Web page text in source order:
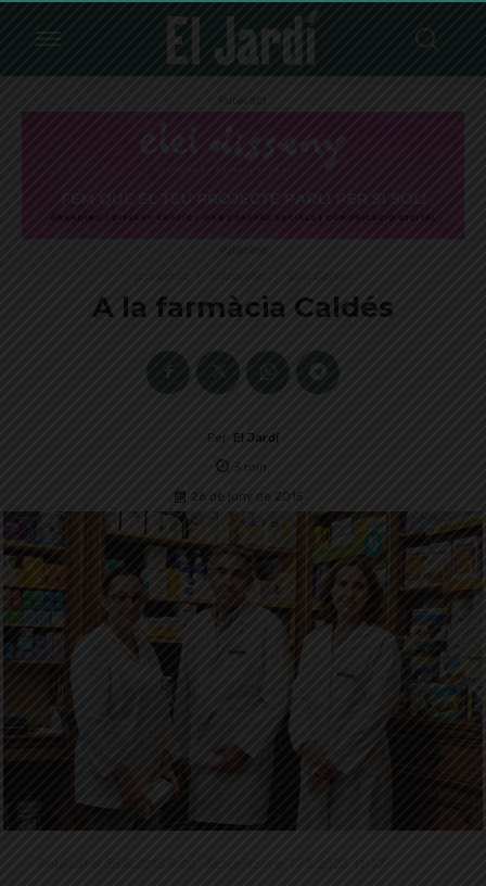
Publicitat
Publicitat
A la farmàcia Caldés
Per El Jardí
3 min.
26 de juny de 2015